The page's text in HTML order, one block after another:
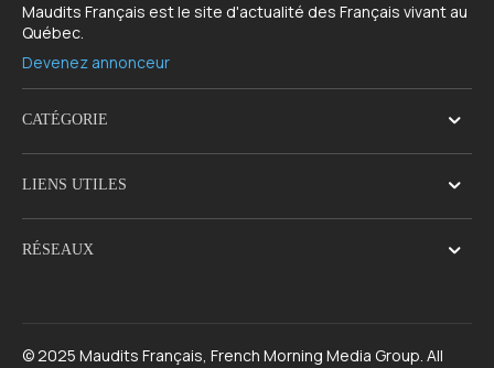
Maudits Français est le site d'actualité des Français vivant au
Québec.
Devenez annonceur
CATÉGORIE
LIENS UTILES
RÉSEAUX
© 2025 Maudits Français, French Morning Media Group. All